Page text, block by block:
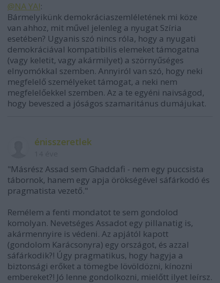
@NA YA!:
Bármelyikünk demokráciaszemléletének mi köze
van ahhoz, mit művel jelenleg a nyugat Szíria
esetében? Ugyanis szó nincs róla, hogy a nyugati
demokráciával kompatibilis elemeket támogatna
(vagy keletit, vagy akármilyet) a szörnyűséges
elnyomókkal szemben. Annyiról van szó, hogy neki
megfelelő személyeket támogat, a neki nem
megfelelőekkel szemben. Az a te egyéni naivságod,
hogy beveszed a jóságos szamaritánus dumájukat.
énisszeretlek
"Másrész Assad sem Ghaddafi - nem egy puccsista
tábornok, hanem egy apja örökségével sáfárkodó és
pragmatista vezető."
Remélem a fenti mondatot te sem gondolod
komolyan. Nevetséges Assadot egy pillanatig is,
akármennyire is védeni. Az apjától kapott
(gondolom Karácsonyra) egy országot, és azzal
sáfárkodik?! Úgy pragmatikus, hogy hagyja a
biztonsági erőket a tömegbe lövöldözni, kínozni
embereket?! Jó lenne gondolkozni, mielőtt ilyet leírsz.